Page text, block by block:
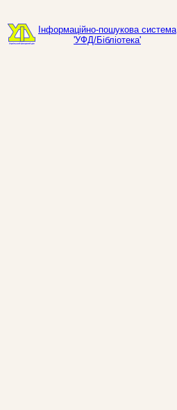
Інформаційно-пошукова система
'УФД/Бібліотека'